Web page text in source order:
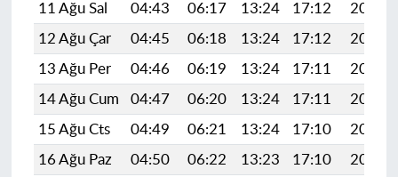
11 Ağu Sal
04:43 06:17 13:24 17:12
20:21
12 Ağu Çar
04:45 06:18 13:24 17:12
20:20
13 Ağu Per
04:46 06:19 13:24 17:11
20:19
14 Ağu Cum
04:47 06:20 13:24 17:11
20:18
15 Ağu Cts
04:49 06:21 13:24 17:10
20:16
16 Ağu Paz
04:50 06:22 13:23 17:10
20:15